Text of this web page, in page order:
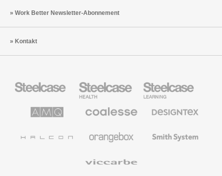
Work Better Newsletter-Abonnement
Kontakt
Büromöbel
Health
Education
Möbel
Solutions
Büromöbel
Textilien
System